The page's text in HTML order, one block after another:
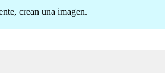
crean una imagen.